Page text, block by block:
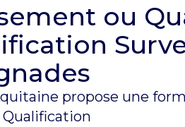
ou
propose une
Qualification